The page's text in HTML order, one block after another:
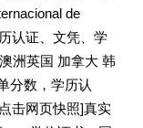
de
认证、文凭、学
洲英国 加拿大 韩
分数，学历认
击网页快照]真实